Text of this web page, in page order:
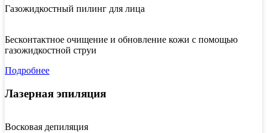
Газожидкостный пилинг для лица
Бесконтактное очищение и обновление кожи с помощью
газожидкостной струи
Подробнее
Лазерная эпиляция
Восковая депиляция